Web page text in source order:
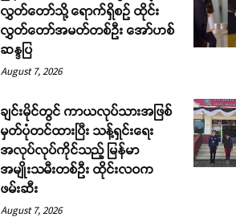
လွှတ်တော်သို့ ရောက်ရှိစဉ် ထိုင်း
လွှတ်တော်အမတ်တစ်ဦး အော်ဟစ်
ဆန္ဒပြ
August 7, 2026
ချင်းမိုင်တွင် ကာယလုပ်သားအဖြစ်
မှတ်ပုံတင်ထားပြီး သန့်ရှင်းရေး
အလုပ်လုပ်ကိုင်သည့် မြန်မာ
အမျိုးသမီးတစ်ဦး ထိုင်းလဝက
ဖမ်းဆီး
August 7, 2026